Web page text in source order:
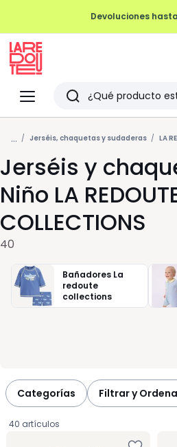
Menu
Redoute
Buscar
Últimos
artículos
vistos
... Jerséis, chaquetas y sudaderas LA
Jerséis y
Niño LA
COLLECTIONS
40
Bañadores La
redoute
collections
Categorías Filtrar y
40 artículos